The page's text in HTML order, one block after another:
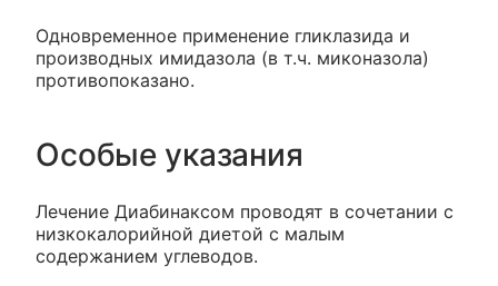
Одновременное применение гликлазида и
производных имидазола (в т.ч. миконазола)
противопоказано.
Особые указания
Лечение Диабинаксом проводят в сочетании с
низкокалорийной диетой с малым
содержанием углеводов.